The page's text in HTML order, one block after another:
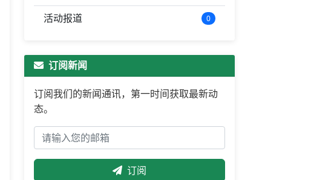
活动报道 0
订阅新闻
订阅我们的新闻通讯，第一时间获取最新动
态。
订阅